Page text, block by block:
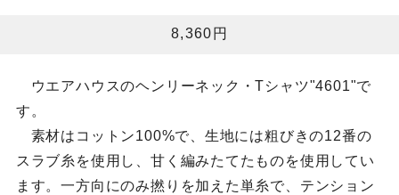
8,360円
ウエアハウスのヘンリーネック・Tシャツ"4601"で
す。
素材はコットン100%で、生地には粗びきの12番の
スラブ糸を使用し、甘く編みたてたものを使用してい
ます。一方向にのみ撚りを加えた単糸で、テンション